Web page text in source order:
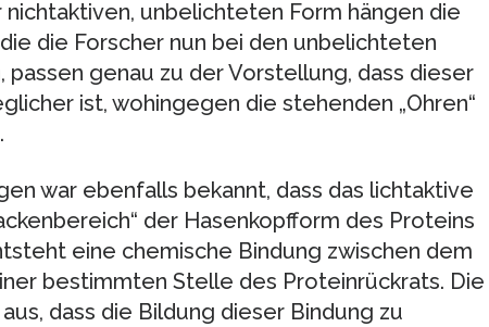
unbelichteten Form hängen die
die Forscher nun bei den unbelichteten
genau zu der Vorstellung, dass dieser
ist, wohingegen die stehenden „Ohren“
war ebenfalls bekannt, dass das lichtaktive
der Hasenkopfform des Proteins
eine chemische Bindung zwischen dem
bestimmten Stelle des Proteinrückrats. Die
dass die Bildung dieser Bindung zu